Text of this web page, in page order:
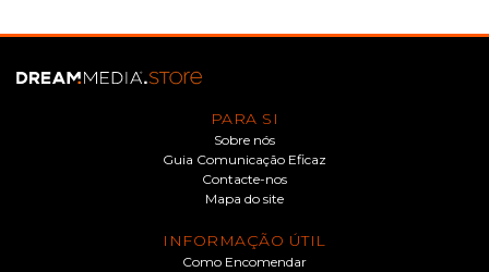
PARA SI
Sobre nós
Guia Comunicação Eficaz
Contacte-nos
Mapa do site
INFORMAÇÃO ÚTIL
Como Encomendar